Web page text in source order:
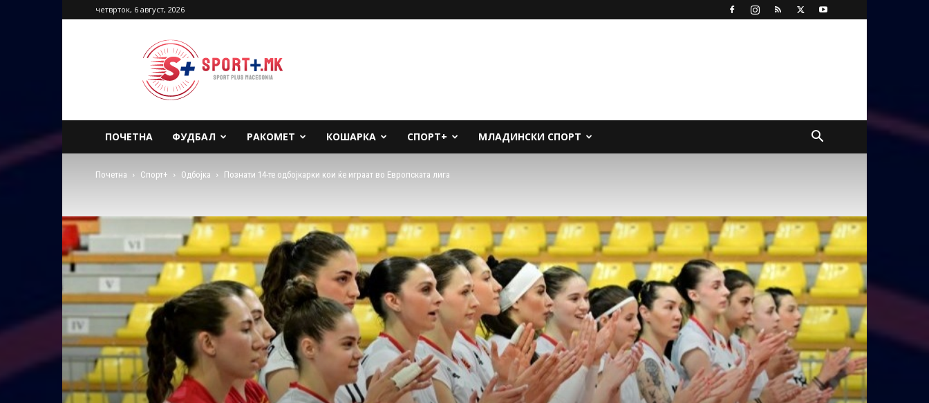
четврток, 6 август, 2026
Sport
Plus
Macedonia
ПОЧЕТНА ФУДБАЛ РАКОМЕТ КОШАРКА СПОРТ+ МЛАДИНСКИ СПОРТ
Почетна Спорт+ Одбојка Познати 14-те одбојкарки кои ќе играат во Европската лига